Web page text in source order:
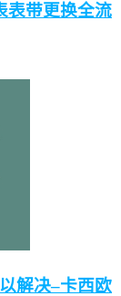
表带更换全流
解决–卡西欧